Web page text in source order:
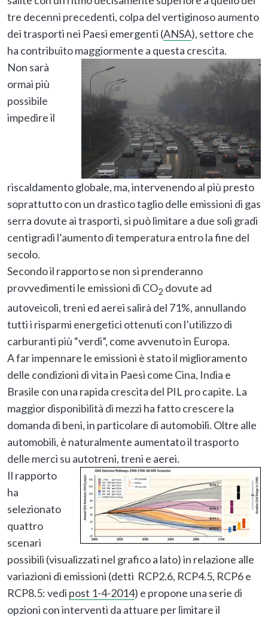
tre decenni precedenti, colpa del vertiginoso aumento
dei trasporti nei Paesi emergenti (ANSA), settore che
ha contribuito maggiormente a questa crescita.
Non sarà
ormai più
possibile
impedire il
riscaldamento globale, ma, intervenendo al più presto
soprattutto con un drastico taglio delle emissioni di gas
serra dovute ai trasporti, si può limitare a due soli gradi
centigradi l’aumento di temperatura entro la fine del
secolo.
Secondo il rapporto se non si prenderanno
provvedimenti le emissioni di CO2 dovute ad
autoveicoli, treni ed aerei salirà del 71%, annullando
tutti i risparmi energetici ottenuti con l’utilizzo di
carburanti più “verdi”, come avvenuto in Europa.
A far impennare le emissioni è stato il miglioramento
delle condizioni di vita in Paesi come Cina, India e
Brasile con una rapida crescita del PIL pro capite. La
maggior disponibilità di mezzi ha fatto crescere la
domanda di beni, in particolare di automobili. Oltre alle
automobili, è naturalmente aumentato il trasporto
delle merci su autotreni, treni e aerei.
Il rapporto
ha
selezionato
quattro
scenari
possibili (visualizzati nel grafico a lato) in relazione alle
variazioni di emissioni (detti RCP2.6, RCP4.5, RCP6 e
RCP8.5: vedi post 1-4-2014) e propone una serie di
opzioni con interventi da attuare per limitare il